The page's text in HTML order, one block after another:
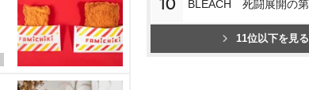
10
11位以下を見る